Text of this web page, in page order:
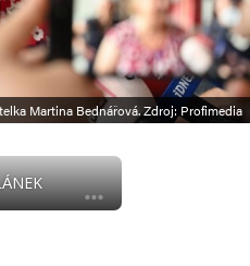
Martina Bednářová. Zdroj: Profimedia